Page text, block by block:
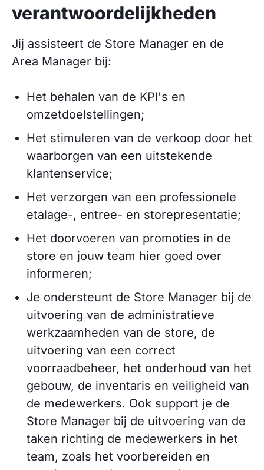
verantwoordelijkheden
Jij assisteert de Store Manager en de
Area Manager bij:
Het behalen van de KPI's en
omzetdoelstellingen;
Het stimuleren van de verkoop door het
waarborgen van een uitstekende
klantenservice;
Het verzorgen van een professionele
etalage-, entree- en storepresentatie;
Het doorvoeren van promoties in de
store en jouw team hier goed over
informeren;
Je ondersteunt de Store Manager bij de
uitvoering van de administratieve
werkzaamheden van de store, de
uitvoering van een correct
voorraadbeheer, het onderhoud van het
gebouw, de inventaris en veiligheid van
de medewerkers. Ook support je de
Store Manager bij de uitvoering van de
taken richting de medewerkers in het
team, zoals het voorbereiden en